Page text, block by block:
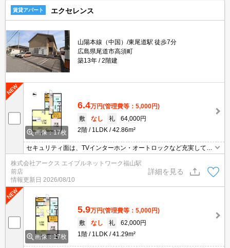
賃貸アパート エクセレンス
山陽本線（中国）/東尾道駅 徒歩7分
広島県尾道市高須町
築13年
2階建
画像：17枚
6.4万円(管理費等：5,000円)
敷
なし 礼
64,000円
2階
1LDK 42.86m²
セキュリティ面は、TVインターホン・オートロックなど充実してい
るので安心して生活できます。収納はクロゼット・シューズWICな
どが備え付けられているので、衣類や日用品の収納に重宝します。
独立洗面台はコンセントや照明、大きな鏡などがついているのでス
ムーズに身支度を整えられます。簡単に温度管理できるエアコン付
きのアパート。
株式会社アークス エイブルネットワーク福山駅
前店
情報更新日 2026/08/10
詳細を見る
画像：17枚
5.9万円(管理費等：5,000円)
敷
なし 礼
62,000円
1階
1LDK 41.29m²